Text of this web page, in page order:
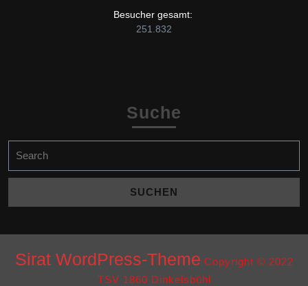
Besucher gesamt:
251.832
Suche
for:
Sirat WordPress-Theme Copyright © 2022
TSV 1860 Dinkelsbühl